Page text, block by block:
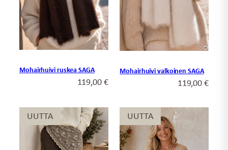
Mohairhuivi ruskea SAGA
119,00€
Mohairhuivi valkoinen SAGA
119,00€
UUTTA
UUTTA UUTTA
UUTTA